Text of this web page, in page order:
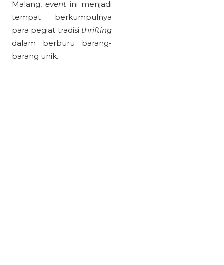
Malang, event ini menjadi
tempat berkumpulnya
para pegiat tradisi thrifting
dalam berburu barang-
barang unik.